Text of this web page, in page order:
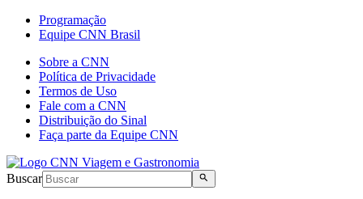
Programação
Equipe CNN Brasil
Sobre a CNN
Política de Privacidade
Termos de Uso
Fale com a CNN
Distribuição do Sinal
Faça parte da Equipe CNN
Buscar